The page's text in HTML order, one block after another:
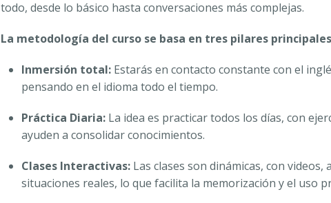
todo, desde lo básico hasta conversaciones más complejas.
La metodología del curso se basa en tres pilares
Inmersión total: Estarás en contacto constante con el
pensando en el idioma todo el tiempo.
Práctica Diaria: La idea es practicar todos los días, con
ayuden a consolidar conocimientos.
Clases Interactivas: Las clases son dinámicas, con
situaciones reales, lo que facilita la memorización y el uso